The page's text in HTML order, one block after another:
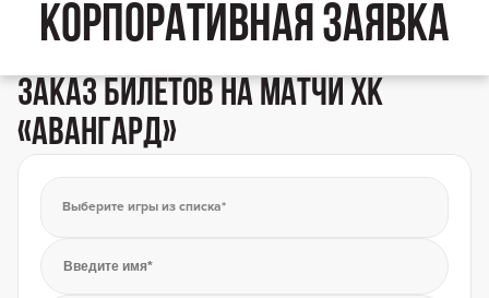
Корпоративная заявка
заказ билетов на матчи ХК
«Авангард»
Выберите игры из списка*
Введите имя*